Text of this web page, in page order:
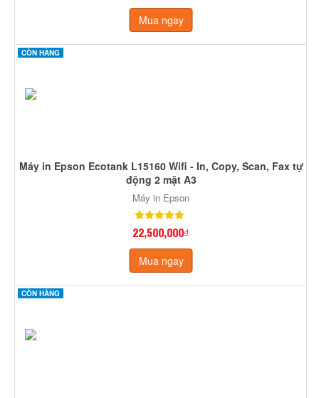
Mua ngay
CÒN HÀNG
Máy in Epson Ecotank L15160 Wifi - In, Copy, Scan, Fax tự
động 2 mặt A3
Máy in Epson
22,500,000₫
Mua ngay
CÒN HÀNG